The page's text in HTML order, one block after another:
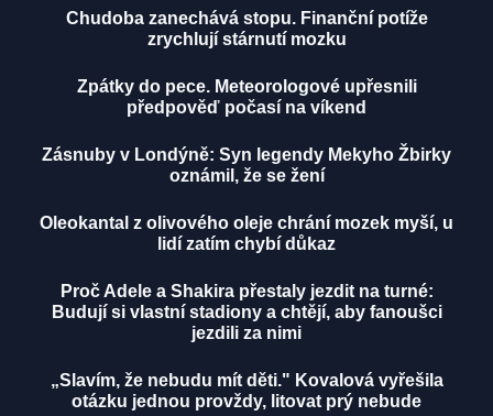
Chudoba zanechává stopu. Finanční potíže
zrychlují stárnutí mozku
Zpátky do pece. Meteorologové upřesnili
předpověď počasí na víkend
Zásnuby v Londýně: Syn legendy Mekyho Žbirky
oznámil, že se žení
Oleokantal z olivového oleje chrání mozek myší, u
lidí zatím chybí důkaz
Proč Adele a Shakira přestaly jezdit na turné:
Budují si vlastní stadiony a chtějí, aby fanoušci
jezdili za nimi
„Slavím, že nebudu mít děti." Kovalová vyřešila
otázku jednou provždy, litovat prý nebude